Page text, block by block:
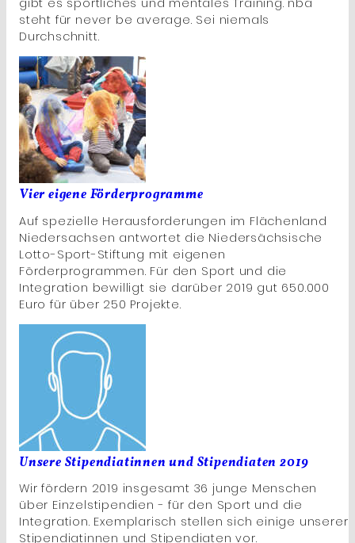
steht für never be average. Sei niemals
Durchschnitt.
Vier eigene Förderprogramme
Auf spezielle Herausforderungen im Flächenland
Niedersachsen antwortet die Niedersächsische
Lotto-Sport-Stiftung mit eigenen
Förderprogrammen. Für den Sport und die
Integration bewilligt sie darüber 2019 gut 650.000
Euro für über 250 Projekte.
Unsere Stipendiatinnen und Stipendiaten 2019
Wir fördern 2019 insgesamt 36 junge Menschen
über Einzelstipendien - für den Sport und die
Integration. Exemplarisch stellen sich einige unserer
Stipendiatinnen und Stipendiaten vor.